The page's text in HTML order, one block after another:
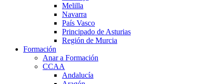
Melilla
Navarra
País Vasco
Principado de Asturias
Región de Murcia
Formación
Anar a Formación
CCAA
Andalucía